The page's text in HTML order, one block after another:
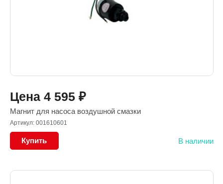
Цена 4 595 ₽
Магнит для насоса воздушной смазки
Артикул: 001610601
Купить В наличии